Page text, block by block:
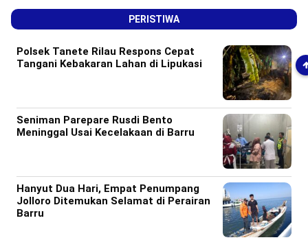
PERISTIWA
Polsek Tanete Rilau Respons Cepat
Tangani Kebakaran Lahan di Lipukasi
Seniman Parepare Rusdi Bento
Meninggal Usai Kecelakaan di Barru
Hanyut Dua Hari, Empat Penumpang
Jolloro Ditemukan Selamat di Perairan
Barru